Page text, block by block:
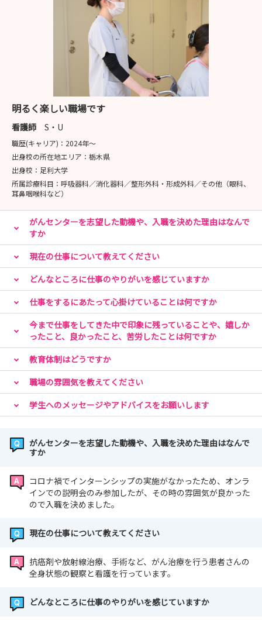
明るく楽しい職場です
看護師 S・U
職歴(キャリア)： 2024年〜
出身校の所在地エリア： 栃木県
出身校： 足利大学
所属診療科目： 呼吸器科／消化器科／整形外科・形成外科／その他（眼科、
耳鼻咽喉科など）
がんセンターを志望した動機や、入職を決めた理由はなんで
すか
現在の仕事について教えてください
どんなところに仕事のやりがいを感じていますか
仕事をするにあたって心掛けていることは何ですか
今まで仕事をしてきた中で印象に残っていることや、嬉しか
ったこと、良かったこと、苦労したことは何ですか
教育体制はどうですか
職場の雰囲気を教えてください
学生へのメッセージやアドバイスをお願いします
がんセンターを志望した動機や、入職を決めた理由はなんで
すか
コロナ禍でインターンシップの実施がなかったため、オンラ
インでの説明会のみ参加したが、その時の雰囲気が良かった
ので入職を決めました。
現在の仕事について教えてください
抗癌剤や放射線治療、手術など、がん治療を行う患者さんの
全身状態の観察と看護を行っています。
どんなところに仕事のやりがいを感じていますか